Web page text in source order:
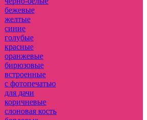
бежевые
желтые
синие
голубые
красные
оранжевые
бирюзовые
встроенные
с фотопечатью
для дачи
коричневые
слоновая кость